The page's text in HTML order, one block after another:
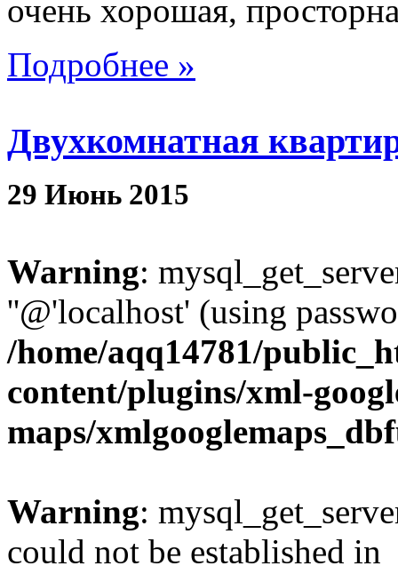
очень хорошая,
Подробнее »
Двухкомнатная
29 Июнь 2015
Warning:
''@'localhost' (using
/home/aqq14781/
content/plugins/xml-
maps/
Warning:
could not be established in